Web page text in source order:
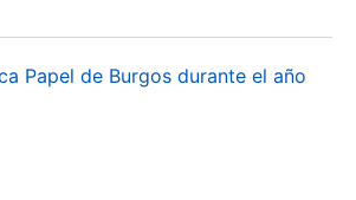
Papel de Burgos durante el año